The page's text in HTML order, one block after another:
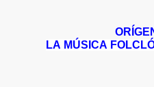
LA MÚSICA